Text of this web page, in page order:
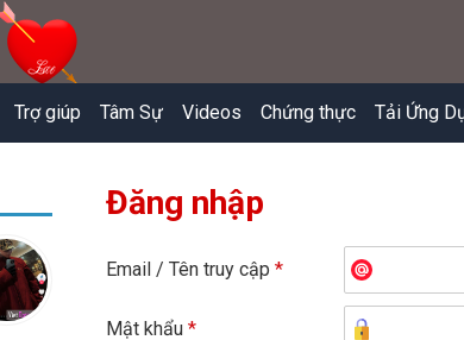
Trợ giúp Tâm Sự Videos Chứng thực Tải Ứng
Đăng nhập
Email / Tên truy cập *
Mật khẩu *